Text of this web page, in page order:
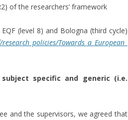
of the researchers’ framework
(level 8) and Bologna (third cycle)
Towards_a_European_
specific and generic (i.e.
and the supervisors, we agreed that